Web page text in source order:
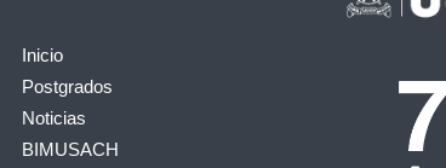
Inicio
Postgrados
Noticias
BIMUSACH